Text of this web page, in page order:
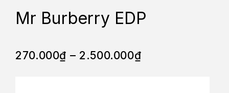
Mr Burberry EDP
270.000₫ – 2.500.000₫